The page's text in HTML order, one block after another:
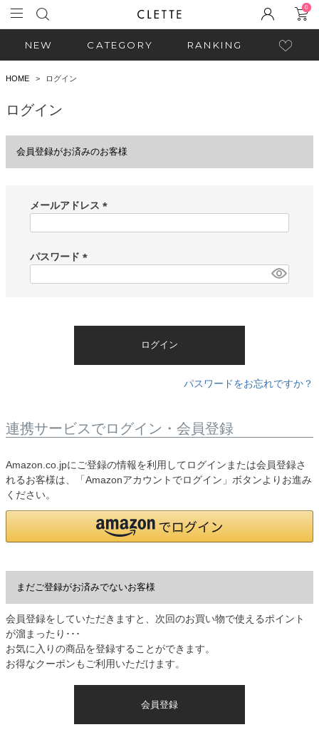
0
NEW CATEGORY RANKING
HOME ログイン
ログイン
会員登録がお済みのお客様
メールアドレス
)
パスワード
ログイン
パスワードをお忘れですか？
連携サービスでログイン・会員登録
Amazon.co.jpにご登録の情報を利用してログインまたは会員登録さ
れるお客様は、「Amazonアカウントでログイン」ボタンよりお進み
ください。
まだご登録がお済みでないお客様
会員登録をしていただきますと、次回のお買い物で使えるポイント
が溜まったり･･･
お気に入りの商品を登録することができます。
お得なクーポンもご利用いただけます。
会員登録